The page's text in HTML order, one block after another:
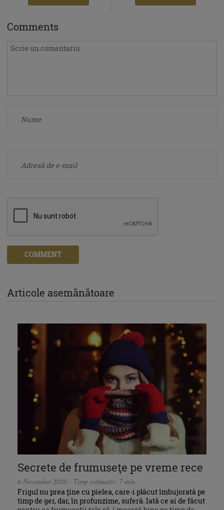
Comments
COMMENT
Articole asemănătoare
Secrete de frumuseţe pe vreme rece
6 November 2020 - Timp estimativ: 7 min.
Frigul nu prea ține cu pielea, care-i plăcut îmbujorată pe
timp de ger, dar, în profunzime, suferă. Iată ce ai de făcut